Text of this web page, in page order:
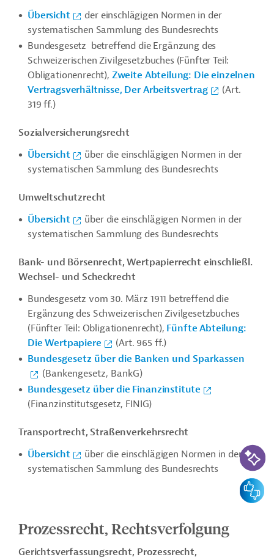
Übersicht
der einschlägigen Normen in der
systematischen Sammlung des Bundesrechts
Bundesgesetz betreffend die Ergänzung des
Schweizerischen Zivilgesetzbuches (Fünfter Teil:
Obligationenrecht), Zweite Abteilung: Die einzelnen
Vertragsverhältnisse, Der Arbeitsvertrag
(Art.
319 ff.)
Sozialversicherungsrecht
Übersicht
über die einschlägigen Normen in der
systematischen Sammlung des Bundesrechts
Umweltschutzrecht
Übersicht
über die einschlägigen Normen in der
systematischen Sammlung des Bundesrechts
Bank- und Börsenrecht, Wertpapierrecht einschließl.
Wechsel- und Scheckrecht
Bundesgesetz vom 30. März 1911 betreffend die
Ergänzung des Schweizerischen Zivilgesetzbuches
(Fünfter Teil: Obligationenrecht), Fünfte Abteilung:
Die Wertpapiere
(Art. 965 ff.)
Bundesgesetz über die Banken und Sparkassen
(Bankengesetz, BankG)
Bundesgesetz über die Finanzinstitute
(Finanzinstitutsgesetz, FINIG)
Transportrecht, Straßenverkehrsrecht
Übersicht
über die einschlägigen Normen in der
systematischen Sammlung des Bundesrechts
Prozessrecht, Rechtsverfolgung
Gerichtsverfassungsrecht, Prozessrecht,
KI-